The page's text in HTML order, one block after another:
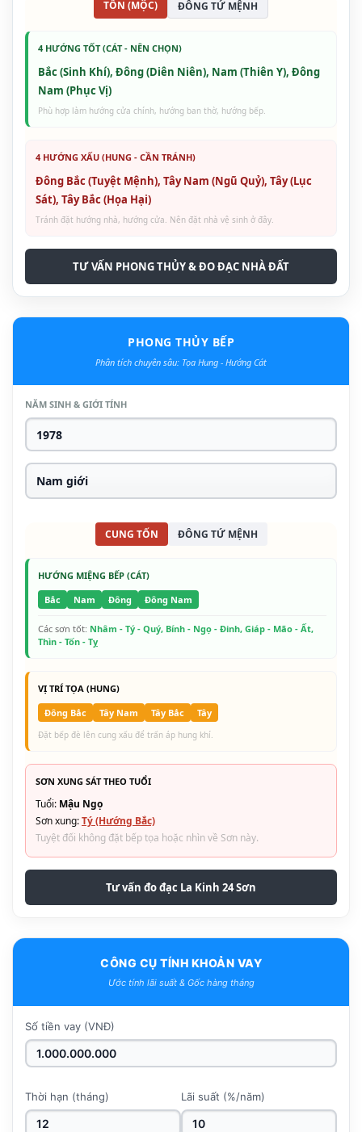
TỐN (MỘC) ĐÔNG TỨ MỆNH
4 HƯỚNG TỐT (CÁT - NÊN CHỌN)
Bắc (Sinh Khí), Đông (Diên Niên), Nam (Thiên Y), Đông
Nam (Phục Vị)
Phù hợp làm hướng cửa chính, hướng ban thờ, hướng bếp.
4 HƯỚNG XẤU (HUNG - CẦN TRÁNH)
Đông Bắc (Tuyệt Mệnh), Tây Nam (Ngũ Quỷ), Tây (Lục
Sát), Tây Bắc (Họa Hại)
Tránh đặt hướng nhà, hướng cửa. Nên đặt nhà vệ sinh ở đây.
TƯ VẤN PHONG THỦY & ĐO ĐẠC NHÀ ĐẤT
PHONG THỦY BẾP
Phân tích chuyên sâu: Tọa Hung - Hướng Cát
NĂM SINH & GIỚI TÍNH
CUNG TỐN ĐÔNG TỨ MỆNH
HƯỚNG MIỆNG BẾP (CÁT)
Bắc
Nam Đông Đông Nam
Các sơn tốt: Nhâm - Tý - Quý, Bính - Ngọ - Đinh, Giáp - Mão - Ất,
Thìn - Tốn - Tỵ
VỊ TRÍ TỌA (HUNG)
Đông Bắc
Tây Nam Tây Bắc Tây
Đặt bếp đè lên cung xấu để trấn áp hung khí.
SƠN XUNG SÁT THEO TUỔI
Tuổi: Mậu Ngọ
Sơn xung:Tý (Hướng Bắc)
Tuyệt đối không đặt bếp tọa hoặc nhìn về Sơn này.
Tư vấn đo đạc La Kinh 24 Sơn
CÔNG CỤ TÍNH KHOẢN VAY
Ước tính lãi suất & Gốc hàng tháng
Số tiền vay (VNĐ)
Thời hạn (tháng) Lãi suất (%/năm)